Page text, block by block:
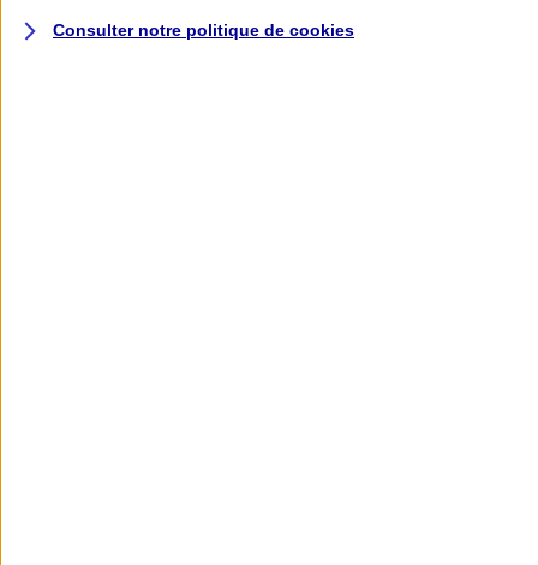
Consulter notre politique de cookies